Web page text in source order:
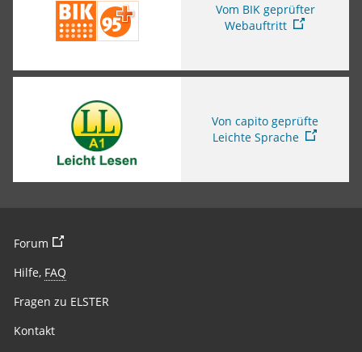
Vom BIK geprüfter
Webauftritt
Von capito geprüfte
Leichte Sprache
Forum Sie verlassen die Seite
Hilfe, FAQ
Fragen zu ELSTER
Kontakt